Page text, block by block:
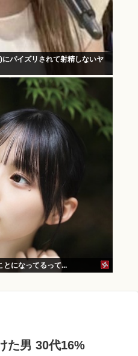
パイズリされて射精しないヤ
とになってるって...
た男 30代16%